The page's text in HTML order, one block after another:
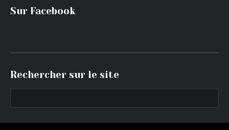
Sur Facebook
Rechercher sur le site